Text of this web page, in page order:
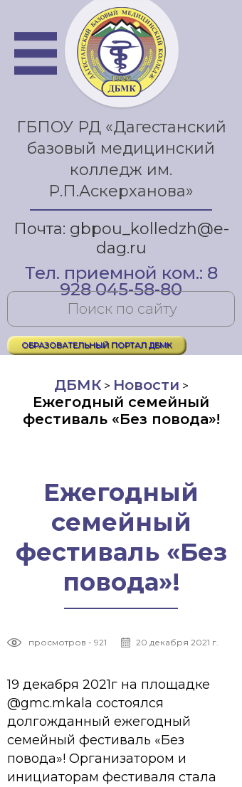
ГБПОУ РД «Дагестанский
базовый медицинский
колледж им.
Р.П.Аскерханова»
Почта: gbpou_kolledzh@e-
dag.ru
Тел. приемной ком.: 8
928 045-58-80
ОБРАЗОВАТЕЛЬНЫЙ ПОРТАЛ ДБМК
ДБМК> Новости >
Ежегодный семейный
фестиваль «Без повода»!
Ежегодный
семейный
фестиваль «Без
повода»!
просмотров - 921 20 декабря 2021 г.
19 декабря 2021г на площадке
@gmc.mkala состоялся
долгожданный ежегодный
семейный фестиваль «Без
повода»! Организатором и
инициаторам фестиваля стала